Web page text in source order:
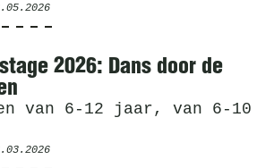
2026: Dans door de
van 6-12 jaar, van 6-10